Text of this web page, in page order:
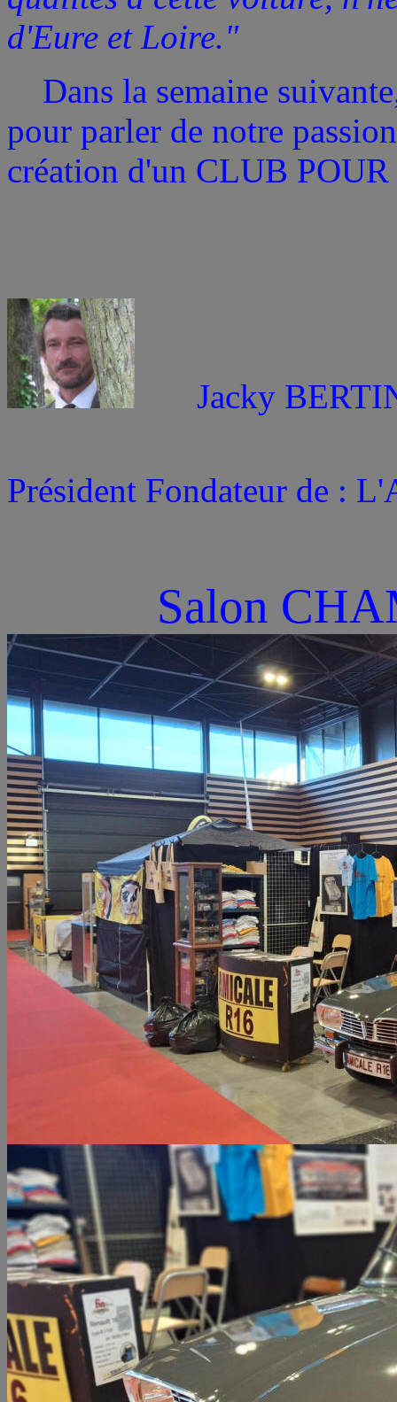
d'Eure et Loire."
Dans la semaine
pour parler de notre
création d'un CLUB
Jacky
Président Fondateur de :
Salon